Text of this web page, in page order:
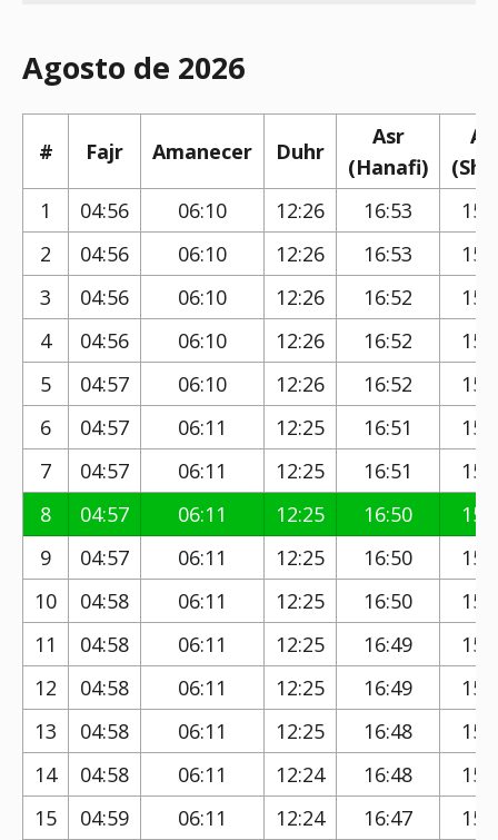
Agosto de 2026
# Fajr Amanecer Duhr
Asr
(Hanafi)
1
04:56 06:10 12:26 16:53
2
04:56 06:10 12:26 16:53
3
04:56 06:10 12:26 16:52
4
04:56 06:10 12:26 16:52
5
04:57 06:10 12:26 16:52
6
04:57 06:11 12:25 16:51
7
04:57 06:11 12:25 16:51
8
04:57 06:11 12:25 16:50
9
04:57 06:11 12:25 16:50
10
04:58 06:11 12:25 16:50
11
04:58 06:11 12:25 16:49
12
04:58 06:11 12:25 16:49
13
04:58 06:11 12:25 16:48
14
04:58 06:11 12:24 16:48
15
04:59 06:11 12:24 16:47